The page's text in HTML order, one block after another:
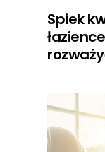
Spiek